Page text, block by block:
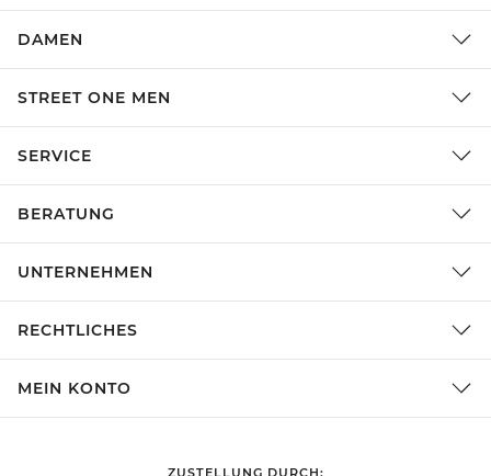
DAMEN
STREET ONE MEN
SERVICE
BERATUNG
UNTERNEHMEN
RECHTLICHES
MEIN KONTO
ZUSTELLUNG DURCH: